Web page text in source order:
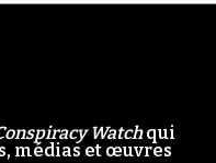
Watchqui
médias et œuvres